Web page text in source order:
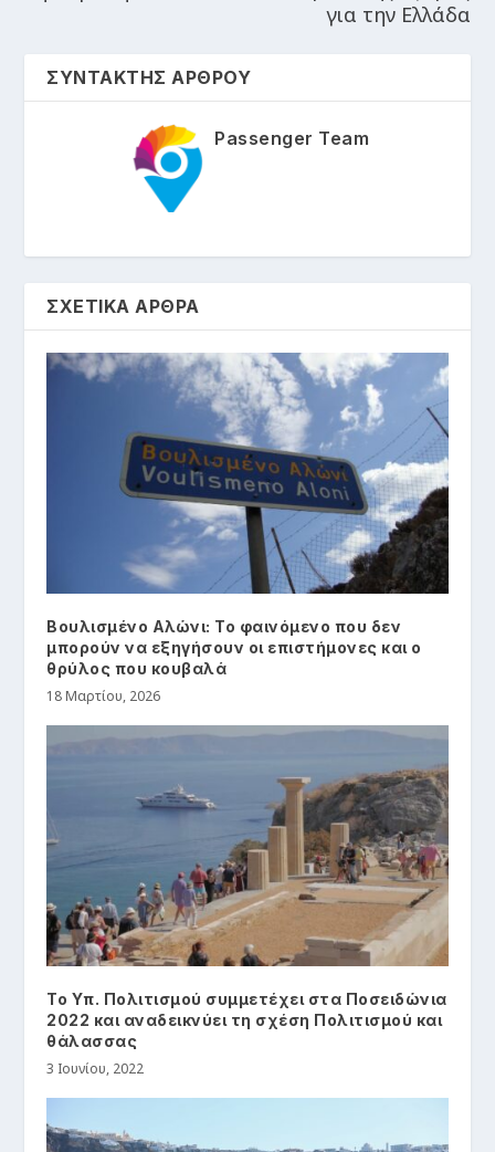
για την Ελλάδα
ΣΥΝΤΑΚΤΗΣ ΑΡΘΡΟΥ
Passenger Team
ΣΧΕΤΙΚΑ ΑΡΘΡΑ
Βουλισμένο Αλώνι: Το φαινόμενο που δεν
μπορούν να εξηγήσουν οι επιστήμονες και ο
θρύλος που κουβαλά
18 Μαρτίου, 2026
Το Υπ. Πολιτισμού συμμετέχει στα Ποσειδώνια
2022 και αναδεικνύει τη σχέση Πολιτισμού και
θάλασσας
3 Ιουνίου, 2022